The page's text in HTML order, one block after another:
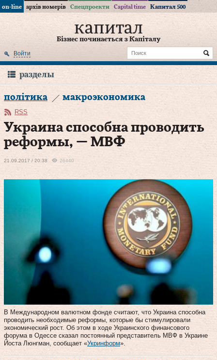
on-line архів номерів Спецпроекти Capital time Капитал 500
Бізнес починається з Капіталу
Войти
разделы
політика макроэкономика
RSS
Украина способна проводить
реформы, — МВФ
21.09.2017 / 20:38 26440
В Международном валютном фонде считают, что Украина способна
проводить необходимые реформы, которые бы стимулировали
экономический рост. Об этом в ходе Украинского финансового
форума в Одессе сказал постоянный представитель МВФ в Украине
Йоста Люнгман, сообщает «Укринформ».